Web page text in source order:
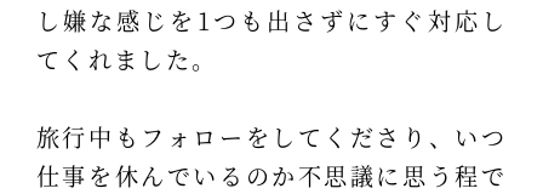
し嫌な感じを1つも出さずにすぐ対応し
てくれました。
旅行中もフォローをしてくださり、いつ
仕事を休んでいるのか不思議に思う程で